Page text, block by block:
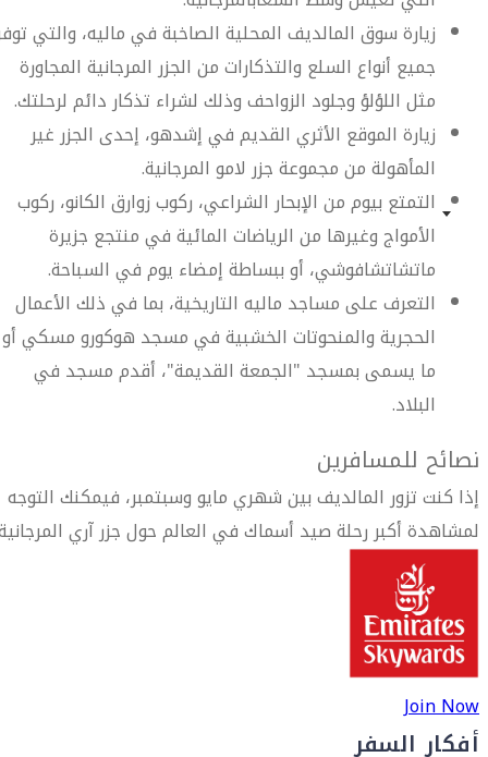
زيارة سوق المالديف المحلية الصاخبة في ماليه، والتي
جميع أنواع السلع والتذكارات من الجزر المرجانية المجاورة
مثل اللؤلؤ وجلود الزواحف وذلك لشراء تذكار دائم لرحلتك.
زيارة الموقع الأثري القديم في إشدهو، إحدى الجزر غير
المأهولة من مجموعة جزر لامو المرجانية.
التمتع بيوم من الإبحار الشراعي، ركوب زوارق الكانو، ركوب
الأمواج وغيرها من الرياضات المائية في منتجع جزيرة
ماتشاتشافوشي، أو ببساطة إمضاء يوم في السباحة.
التعرف على مساجد ماليه التاريخية، بما في ذلك الأعمال
الحجرية والمنحوتات الخشبية في مسجد هوكورو مسكي أو
ما يسمى بمسجد "الجمعة القديمة"، أقدم مسجد في
البلاد.
نصائح للمسافرين
إذا كنت تزور المالديف بين شهري مايو وسبتمبر، فيمكنك التوجه
لمشاهدة أكبر رحلة صيد أسماك في العالم حول جزر آري
Join Now
أفكار السفر